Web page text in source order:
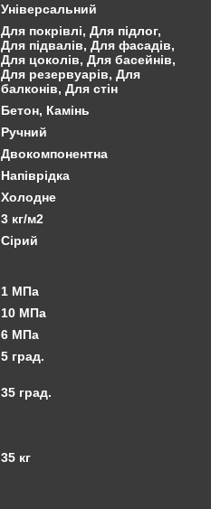
Універсальний
Для покрівлі, Для підлог,
Для підвалів, Для фасадів,
Для цоколів, Для басейнів,
Для резервуарів, Для
балконів, Для стін
Бетон, Камінь
Ручний
Двокомпонентна
Напіврідка
Холодне
3 кг/м2
Сірий
1 МПа
10 МПа
6 МПа
5 град.
35 град.
35 кг